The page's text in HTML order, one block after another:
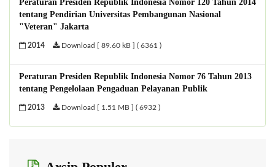
Peraturan Presiden Republik Indonesia Nomor 120 Tahun 2014
tentang Pendirian Universitas Pembangunan Nasional
"Veteran" Jakarta
2014 Download [ 89.60 kB ] ( 6361 )
Peraturan Presiden Republik Indonesia Nomor 76 Tahun 2013
tentang Pengelolaan Pengaduan Pelayanan Publik
2013 Download [ 1.51 MB ] ( 6932 )